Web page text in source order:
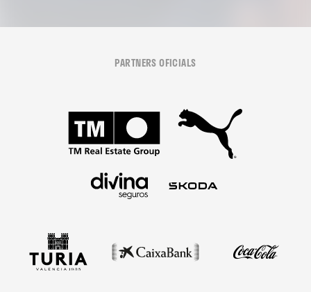
PARTNERS OFICIALS